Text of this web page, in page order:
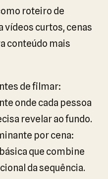
roteiro de
vídeos curtos, cenas
conteúdo mais
de filmar:
onde cada pessoa
revelar ao fundo.
por cena:
que combine
da sequência.